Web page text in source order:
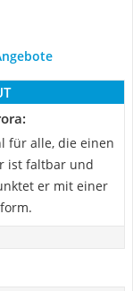
für alle, die einen
ist faltbar und
er mit einer